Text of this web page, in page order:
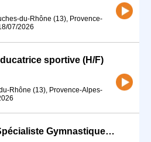
du-Rhône (13), Provence-
07/2026
sportive (H/F)
Rhône (13), Provence-Alpes-
Animateur Sportif - Spécialiste Gymnastique H/F #TDFE2026